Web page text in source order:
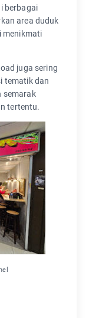
berbagai
area duduk
menikmati
juga sering
tematik dan
semarak
tertentu.